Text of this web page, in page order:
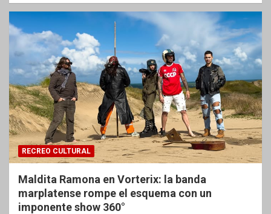
RECREO CULTURAL
Maldita Ramona en Vorterix: la banda
marplatense rompe el esquema con un
imponente show 360°